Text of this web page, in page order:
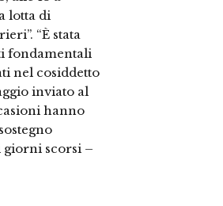
lotta di
“È stata
fondamentali
nel cosiddetto
inviato al
hanno
giorni scorsi –